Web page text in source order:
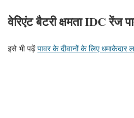
वेरिएंट बैटरी क्षमता IDC रेंज
इसे भी पढ़ेंपावर के दीवानों के लिए धमाकेदार